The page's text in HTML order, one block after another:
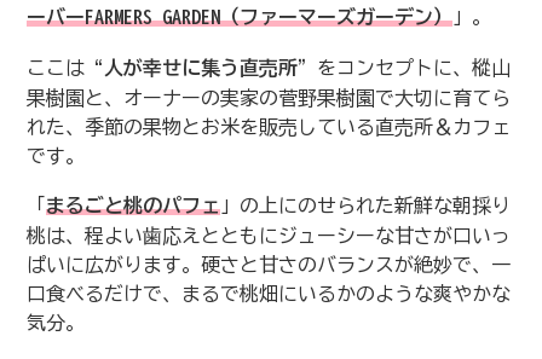
ーバーFARMERS GARDEN（ファーマーズガーデン） 」。
ここは “人が幸せに集う直売所” をコンセプトに、樅山
果樹園と、オーナーの実家の菅野果樹園で大切に育てら
れた、季節の果物とお米を販売している直売所＆カフェ
です。
まるごと桃のパフェ 」の上にのせられた新鮮な朝採り
桃は、程よい歯応えとともにジューシーな甘さが口いっ
ぱいに広がります。硬さと甘さのバランスが絶妙で、一
口食べるだけで、まるで桃畑にいるかのような爽やかな
気分。